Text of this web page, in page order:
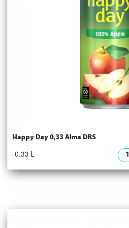
Happy Day 0,33 Alma DRS
0.33 L